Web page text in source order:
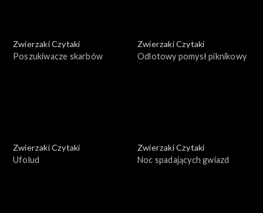
Zwierzaki Czytaki
Poszukiwacze skarbów
Zwierzaki Czytaki
Odlotowy pomysł piknikowy
Zwierzaki Czytaki
Ufolud
Zwierzaki Czytaki
Noc spadających gwiazd